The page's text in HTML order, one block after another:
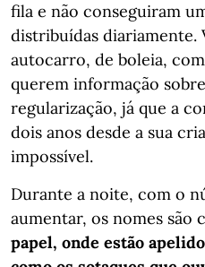
fila e não conseguiram
distribuídas diariamente.
autocarro, de boleia,
querem informação
regularização, já que a
dois anos desde a sua
impossível.
Durante a noite, com o
aumentar, os nomes são
papel, onde estão